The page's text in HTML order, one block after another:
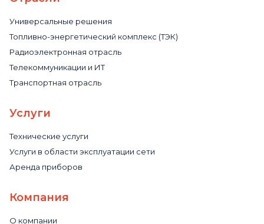
Универсальные решения
Топливно-энергетический комплекс (ТЭК)
Радиоэлектронная отрасль
Телекоммуникации и ИТ
Транспортная отрасль
Услуги
Технические услуги
Услуги в области эксплуатации сети
Аренда приборов
Компания
О компании